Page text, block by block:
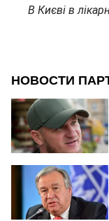
В Києві в